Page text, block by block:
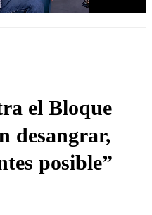
el Bloque
desangrar,
posible”